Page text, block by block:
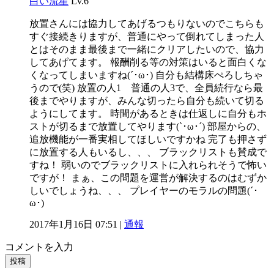
放置さんには協力してあげるつもりないのでこちらも
すぐ接続きりますが、普通にやって倒れてしまった人
とはそのまま最後まで一緒にクリアしたいので、協力
してあげてます。 報酬削る等の対策はいると面白くな
くなってしまいますね(´･ω･) 自分も結構床ぺろしちゃ
うので(笑) 放置の人1 普通の人3で、全員続行なら最
後までやりますが、みんな切ったら自分も続いて切る
ようにしてます。 時間があるときは仕返しに自分もホ
ストが切るまで放置してやります(`･ω･´) 部屋からの、
追放機能が一番実相してほしいですかね 完了も押さず
に放置する人もいるし、、、 ブラックリストも賛成で
すね！ 弱いのでブラックリストに入れられそうで怖い
ですが！ まぁ、この問題を運営が解決するのはむずか
しいでしょうね、、、 プレイヤーのモラルの問題(´･
ω･)
2017年1月16日 07:51 | 通報
コメントを入力
投稿